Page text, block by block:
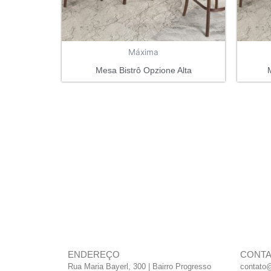
Máxima
Mesa Bistrô Opzione Alta
ENDEREÇO
Rua Maria Bayerl, 300 | Bairro Progresso